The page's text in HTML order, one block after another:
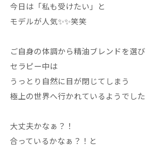
今日は「私も受けたい」と
モデルが人気✨✨笑笑
ご自身の体調から精油ブレンドを選び
セラピー中は
うっとり自然に目が閉じてしまう
極上の世界へ行かれているようでした
大丈夫かなぁ？！
合っているかなぁ？！と